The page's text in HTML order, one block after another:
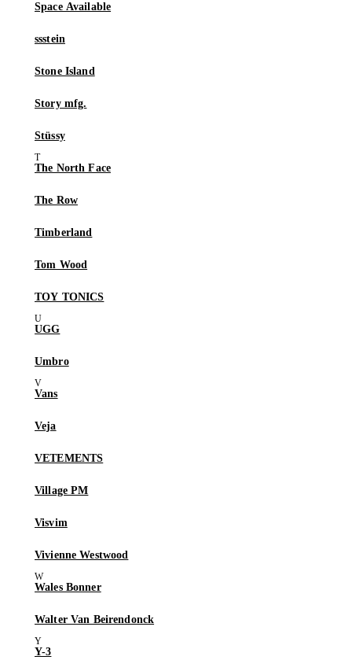
Space Available
ssstein
Stone Island
Story mfg.
Stüssy
The North Face
The Row
Timberland
Tom Wood
TOY TONICS
UGG
Umbro
Vans
Veja
VETEMENTS
Village PM
Visvim
Vivienne Westwood
Wales Bonner
Walter Van Beirendonck
Y-3